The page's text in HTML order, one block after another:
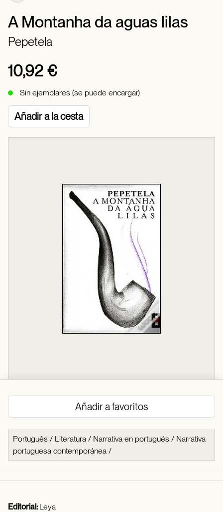
A Montanha da aguas lilas
Pepetela
10,92 €
Sin ejemplares (se puede encargar)
Añadir a la cesta
Añadir a favoritos
Português / Literatura / Narrativa en portugués / Narrativa
portuguesa contemporánea /
Editorial:Leya